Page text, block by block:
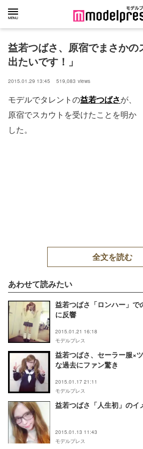
益若つばさ、原宿でまさかの
出たいです！」
2015.01.29 13:45 519,083 views
モデルでタレントの益若つばさが、
原宿でスカウトを受けたことを明か
した。
全文を読む
あわせて読みたい
益若つばさ「ロンハー」で
に反響
2015.01.21 16:18
モデルプレス
益若つばさ、セーラー服×
な過去にファン驚き
2015.01.17 21:11
モデルプレス
益若つばさ「人生初」のイ
2015.01.13 11:43
モデルプレス